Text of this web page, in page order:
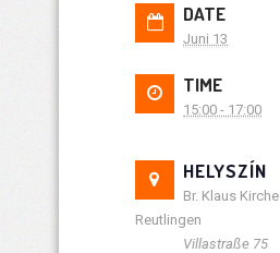
DATE
Juni 13
TIME
15:00 - 17:00
HELYSZÍN
Br. Klaus Kirche
Reutlingen
Villastraße 75